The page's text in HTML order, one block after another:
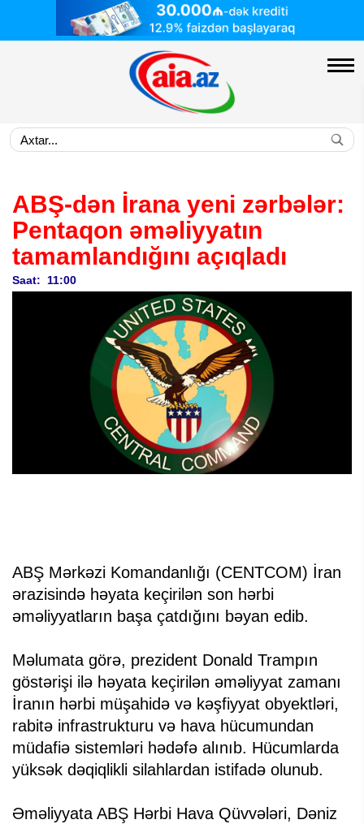
ABŞ-dən İrana yeni zərbələr:
Pentaqon əməliyyatın
tamamlandığını açıqladı
Saat: 11:00
ABŞ Mərkəzi Komandanlığı (CENTCOM) İran
ərazisində həyata keçirilən son hərbi
əməliyyatların başa çatdığını bəyan edib.
Məlumata görə, prezident Donald Trampın
göstərişi ilə həyata keçirilən əməliyyat zamanı
İranın hərbi müşahidə və kəşfiyyat obyektləri,
rabitə infrastrukturu və hava hücumundan
müdafiə sistemləri hədəfə alınıb. Hücumlarda
yüksək dəqiqlikli silahlardan istifadə olunub.
Əməliyyata ABŞ Hərbi Hava Qüvvələri, Dəniz